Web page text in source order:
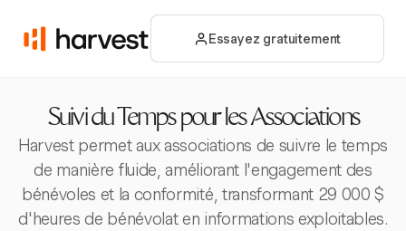
Essayez gratuitement
Suivi du Temps pour les Associations
Harvest permet aux associations de suivre le temps
de manière fluide, améliorant l'engagement des
bénévoles et la conformité, transformant 29 000 $
d'heures de bénévolat en informations exploitables.